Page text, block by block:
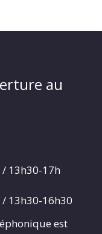
au
13h30-17h
13h30-16h30
est